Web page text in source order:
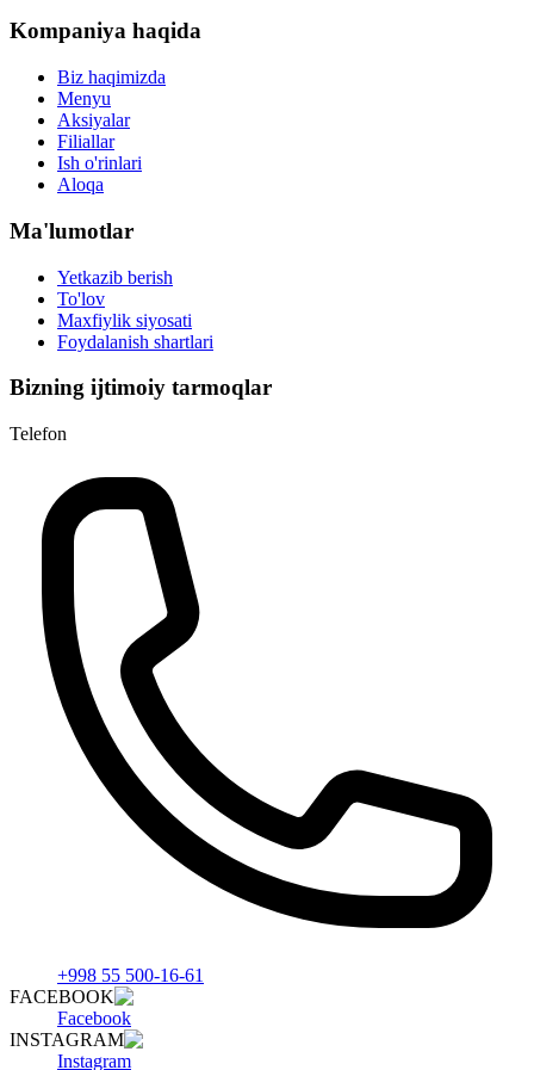
Kompaniya haqida
Biz haqimizda
Menyu
Aksiyalar
Filiallar
Ish o'rinlari
Aloqa
Ma'lumotlar
Yetkazib berish
To'lov
Maxfiylik siyosati
Foydalanish shartlari
Bizning ijtimoiy tarmoqlar
Telefon
+998 55 500-16-61
FACEBOOK
Facebook
INSTAGRAM
Instagram